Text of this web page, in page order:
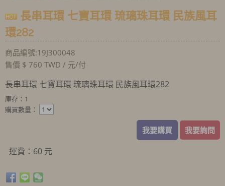
長串耳環 七寶耳環 琉璃珠耳環 民族風耳
環282
商品編號:19J300048
售價 $ 760 TWD / 元/付
長串耳環 七寶耳環 琉璃珠耳環 民族風耳環282
庫存：1
購買數量：
我要購買 我要詢問
運費：60 元